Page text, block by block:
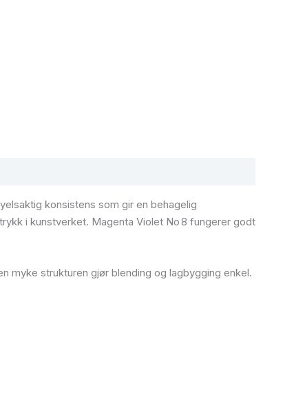
konsistens som gir en behagelig
i kunstverket. Magenta Violet No 8 fungerer godt
myke strukturen gjør blending og lagbygging enkel.